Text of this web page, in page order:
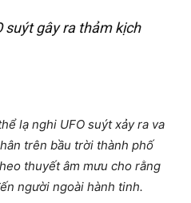
suýt gây ra thảm kịch
lạ nghi UFO suýt xảy ra va
trên bầu trời thành phố
thuyết âm mưu cho rằng
người ngoài hành tinh.